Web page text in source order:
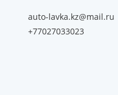
auto-lavka.kz@mail.ru
+77027033023